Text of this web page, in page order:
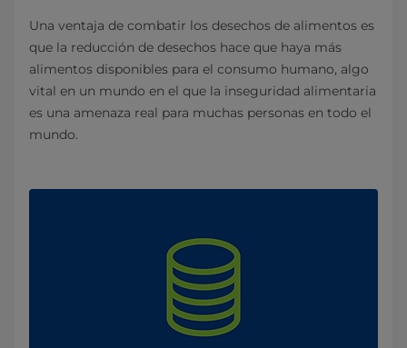
Una ventaja de combatir los desechos de alimentos es
que la reducción de desechos hace que haya más
alimentos disponibles para el consumo humano, algo
vital en un mundo en el que la inseguridad alimentaria
es una amenaza real para muchas personas en todo el
mundo.